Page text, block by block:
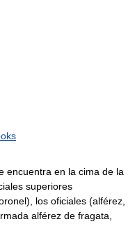
encuentra en la cima de la
superiores
los oficiales (alférez,
alférez de fragata,